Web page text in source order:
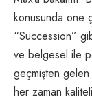
konusunda öne
“Succession”
ve belgesel ile
geçmişten
her zaman